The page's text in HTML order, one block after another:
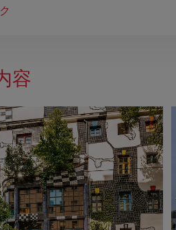
容